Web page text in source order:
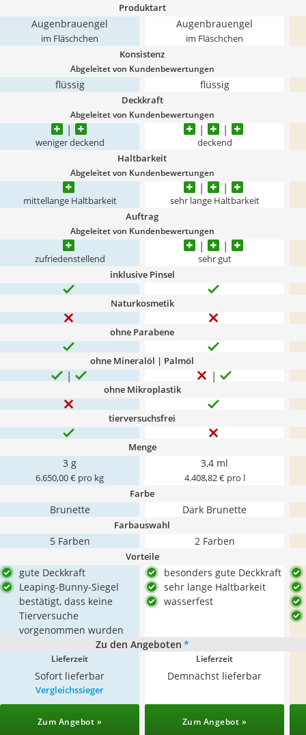
Produktart
Augenbrauengel
im Fläschchen
Augenbrauengel
im Fläschchen
Konsistenz
Abgeleitet von Kundenbewertungen
flüssig flüssig
Deckkraft
Abgeleitet von Kundenbewertungen
weniger deckend deckend
Haltbarkeit
Abgeleitet von Kundenbewertungen
mittellange Haltbarkeit sehr lange Haltbarkeit
Auftrag
Abgeleitet von Kundenbewertungen
zufriedenstellend sehr gut
inklusive Pinsel
Naturkosmetik
ohne Parabene
ohne Mineralöl | Palmöl
ohne Mikroplastik
tierversuchsfrei
Menge
3 g
6.650,00 € pro kg
3,4 ml
4.408,82 € pro l
Farbe
Brunette Dark Brunette
Farbauswahl
5 Farben 2 Farben
Vorteile
gute Deckkraft
Leaping-Bunny-Siegel
bestätigt, dass keine
Tierversuche
vorgenommen wurden
besonders gute Deckkraft
sehr lange Haltbarkeit
wasserfest
Zu den Angeboten *
Lieferzeit
Sofort lieferbar
Lieferzeit
Demnächst lieferbar
Vergleichssieger
Zum Angebot » Zum Angebot »